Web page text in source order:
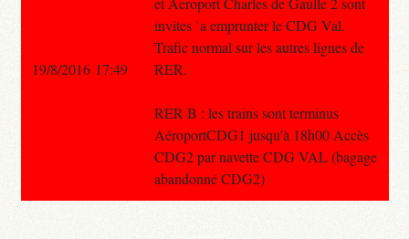
invites `a emprunter le CDG Val.
Trafic normal sur les autres lignes de
RER.
RER B : les trains sont terminus
AéroportCDG1 jusqu'à 18h00 Accès
CDG2 par navette CDG VAL (bagage
abandonné CDG2)
19/8/2016 17:49